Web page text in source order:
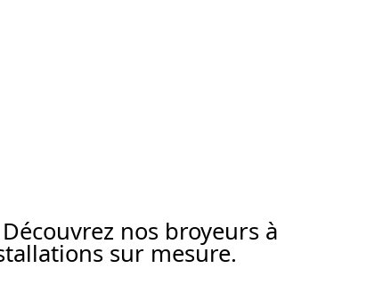
nos broyeurs à
sur mesure.